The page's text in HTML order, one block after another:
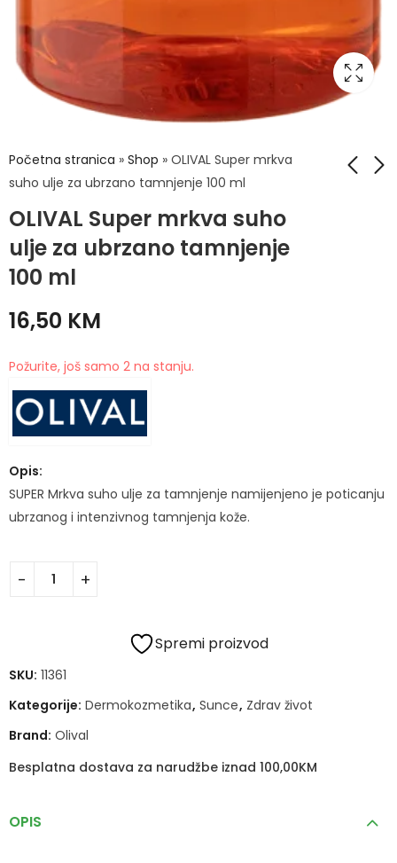
Početna stranica » Shop » OLIVAL Super mrkva
suho ulje za ubrzano tamnjenje 100 ml
OLIVAL Super mrkva suho
ulje za ubrzano tamnjenje
100 ml
OLIVAL Sun cream
krema za lice spf 30
13,90
OLIVAL Super Mrkva
Zlatno ulje za
ubrzano tamnjenje
17,90
16,50 KM
Požurite, još samo 2 na stanju.
Opis:
SUPER Mrkva suho ulje za tamnjenje namijenjeno je poticanju
ubrzanog i intenzivnog tamnjenja kože.
Spremi proizvod
SKU: 11361
Kategorije: Dermokozmetika, Sunce, Zdrav život
Brand: Olival
Besplatna dostava za narudžbe iznad 100,00KM
OPIS